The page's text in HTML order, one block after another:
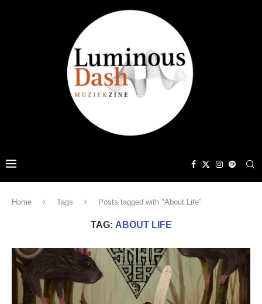
Home Tags Posts tagged with "About Life"
TAG: ABOUT LIFE